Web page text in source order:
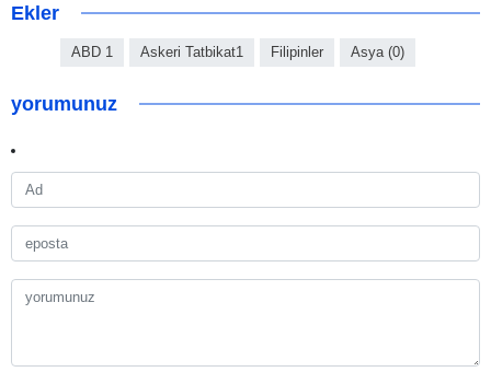
Ekler
ABD 1 Askeri Tatbikat1 Filipinler Asya (0)
yorumunuz